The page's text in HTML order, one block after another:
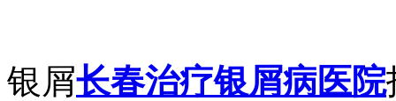
银屑长春治疗银屑病医院